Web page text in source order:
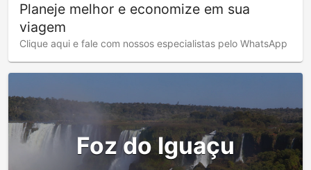
Planeje melhor e economize em sua
viagem
Clique aqui e fale com nossos especialistas pelo WhatsApp
Foz do Iguaçu